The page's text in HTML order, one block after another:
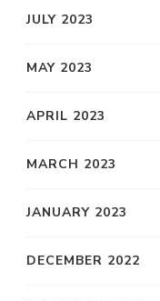
JULY 2023
MAY 2023
APRIL 2023
MARCH 2023
JANUARY 2023
DECEMBER 2022